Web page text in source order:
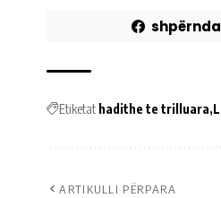
Etiketat hadithe te trilluara
ARTIKULLI PËRPARA